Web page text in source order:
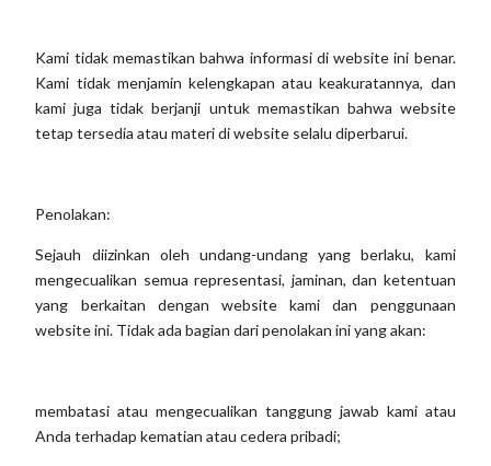
Kami tidak memastikan bahwa informasi di website ini benar.
Kami tidak menjamin kelengkapan atau keakuratannya, dan
kami juga tidak berjanji untuk memastikan bahwa website
tetap tersedia atau materi di website selalu diperbarui.
Penolakan:
Sejauh diizinkan oleh undang-undang yang berlaku, kami
mengecualikan semua representasi, jaminan, dan ketentuan
yang berkaitan dengan website kami dan penggunaan
website ini. Tidak ada bagian dari penolakan ini yang akan:
membatasi atau mengecualikan tanggung jawab kami atau
Anda terhadap kematian atau cedera pribadi;